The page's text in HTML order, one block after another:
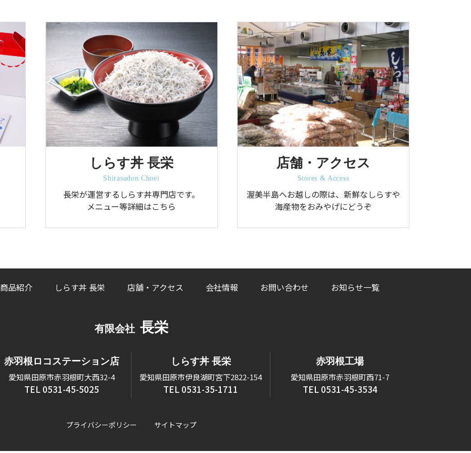
しらす丼 長栄
Shirasudon Choei
長栄が運営するしらす丼専門店です。
メニュー等詳細はこちら
店舗・アクセス
Stores & Access
渥美半島へお越しの際は、新鮮なしらすや
海産物をおみやげにどうぞ
商品紹介 しらす丼 長栄 店舗・アクセス 会社情報 お問い合わせ お知らせ一覧
有限会社 長栄
赤羽根ロコステーション店
愛知県田原市赤羽根町大西32-4
TEL 0531-45-5025
しらす丼 長栄
愛知県田原市伊良湖町宮下2822-154
TEL 0531-35-1711
赤羽根工場
愛知県田原市赤羽根町西71-7
TEL 0531-45-3534
プライバシーポリシー サイトマップ